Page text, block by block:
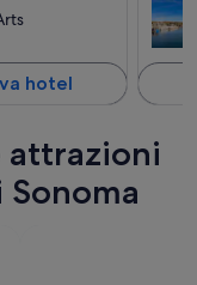
hotel
attrazioni